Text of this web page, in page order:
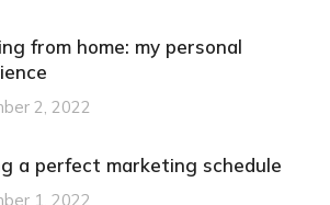
from home: my personal
2, 2022
a perfect marketing schedule
1, 2022